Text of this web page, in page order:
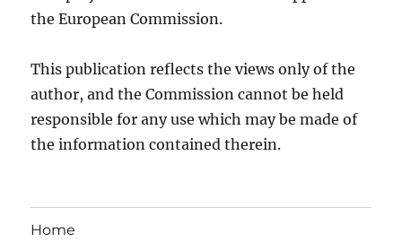
the European Commission.
This publication reflects the views only of the
author, and the Commission cannot be held
responsible for any use which may be made of
the information contained therein.
Home